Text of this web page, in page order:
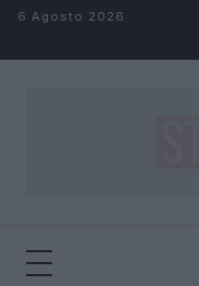
Salta al contenuto
6 Agosto 2026